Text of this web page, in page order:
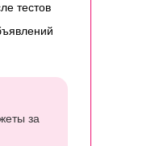
за
тестов